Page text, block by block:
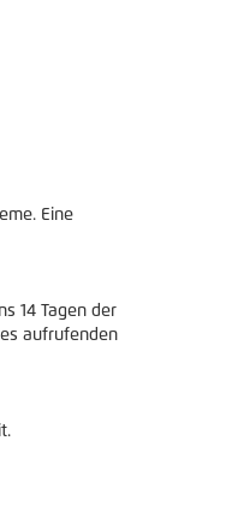
Eine
14 Tagen der
aufrufenden